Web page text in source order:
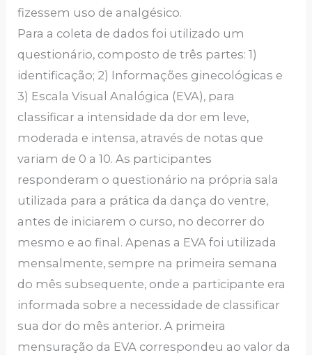
fizessem uso de analgésico.
Para a coleta de dados foi utilizado um
questionário, composto de três partes: 1)
identificação; 2) Informações ginecológicas e
3) Escala Visual Analógica (EVA), para
classificar a intensidade da dor em leve,
moderada e intensa, através de notas que
variam de 0 a 10. As participantes
responderam o questionário na própria sala
utilizada para a prática da dança do ventre,
antes de iniciarem o curso, no decorrer do
mesmo e ao final. Apenas a EVA foi utilizada
mensalmente, sempre na primeira semana
do mês subsequente, onde a participante era
informada sobre a necessidade de classificar
sua dor do mês anterior. A primeira
mensuração da EVA correspondeu ao valor da